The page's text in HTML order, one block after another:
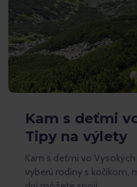
Kam s deťmi
Tipy na výlety
Kam s deťmi vo Vysokých
vyberú rodiny s kočíkom,